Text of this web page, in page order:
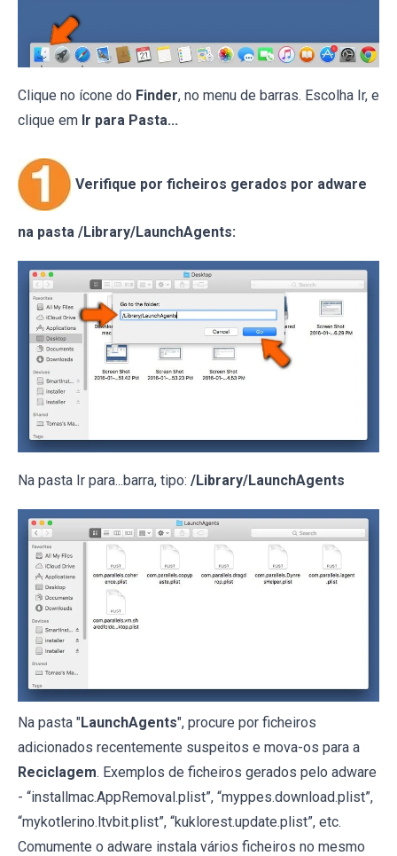
Clique no ícone do Finder, no menu de barras. Escolha Ir, e
clique em Ir para Pasta...
Verifique por ficheiros gerados por adware
na pasta /Library/LaunchAgents:
Na pasta Ir para...barra, tipo: /Library/LaunchAgents
Na pasta "LaunchAgents", procure por ficheiros
adicionados recentemente suspeitos e mova-os para a
Reciclagem. Exemplos de ficheiros gerados pelo adware
- “installmac.AppRemoval.plist”, “myppes.download.plist”,
“mykotlerino.ltvbit.plist”, “kuklorest.update.plist”, etc.
Comumente o adware instala vários ficheiros no mesmo